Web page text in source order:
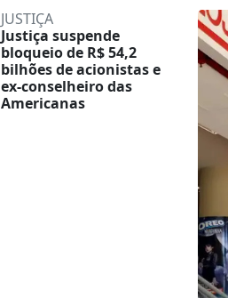
JUSTIÇA
Justiça suspende
bloqueio de R$ 54,2
bilhões de acionistas e
ex-conselheiro das
Americanas